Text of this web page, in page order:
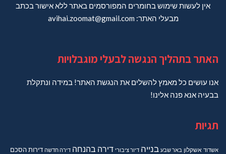
אין לעשות שימוש בחומרים המפורסמים באתר ללא אישור בכתב
מבעלי האתר: avihai.zoomat@gmail.com
האתר בתהליך הנגשה לבעלי מוגבלויות
אנו עושים כל מאמץ להשלים את הנגשת האתר! במידה ונתקלת
בבעיה אנא פנה אלינו!
תגיות
אשדוד אשקלון באר שבע בנייה דיור ציבורי דירה בהנחה דירה חדשה דירותהסכם